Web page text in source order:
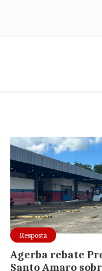
Resposta
Agerba rebate
Santo Amaro